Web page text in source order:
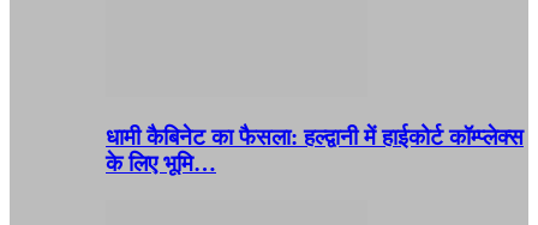
धामी कैबिनेट का फैसला: हल्द्वानी में हाईकोर्ट कॉम्प्लेक्स
के लिए भूमि…